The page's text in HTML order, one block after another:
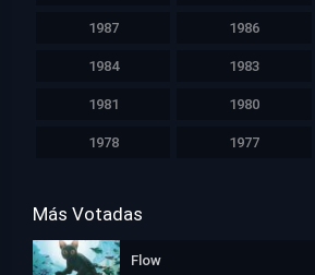
1987 1986
1984 1983
1981 1980
1978 1977
Más Votadas
Flow